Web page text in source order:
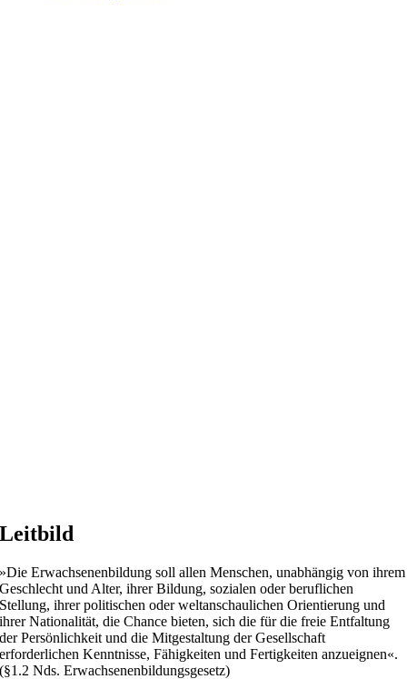
Leitbild
»Die Erwachsenenbildung soll allen Menschen, unabhängig von ihrem
Geschlecht und Alter, ihrer Bildung, sozialen oder beruflichen
Stellung, ihrer politischen oder weltanschaulichen Orientierung und
ihrer Nationalität, die Chance bieten, sich die für die freie Entfaltung
der Persönlichkeit und die Mitgestaltung der Gesellschaft
erforderlichen Kenntnisse, Fähigkeiten und Fertigkeiten anzueignen«.
(§1.2 Nds. Erwachsenenbildungsgesetz)